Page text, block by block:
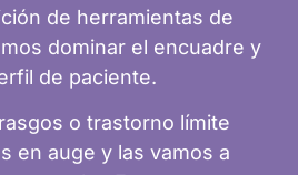
de herramientas de
dominar el encuadre y
de paciente.
o trastorno límite
en auge y las vamos a